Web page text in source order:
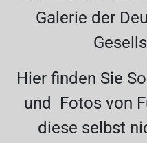
Galerie der
Hier finden Sie
und Fotos von
diese selbst